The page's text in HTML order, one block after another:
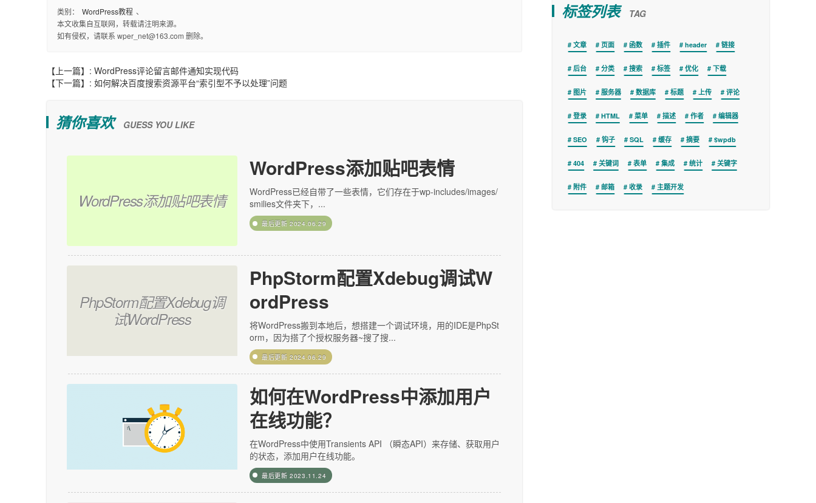
类别： WordPress教程 、
本文收集自互联网，转载请注明来源。
如有侵权，请联系 wper_net@163.com 删除。
【上一篇】: WordPress评论留言邮件通知实现代码
【下一篇】: 如何解决百度搜索资源平台“索引型不予以处理”问题
猜你喜欢 GUESS YOU LIKE
WordPress添加贴吧表情
WordPress添加贴吧表情
WordPress已经自带了一些表情，它们存在于wp-includes/images/
smilies文件夹下，...
最后更新2024.06.29
PhpStorm配置Xdebug调
试WordPress
PhpStorm配置Xdebug调试W
ordPress
将WordPress搬到本地后，想搭建一个调试环境，用的IDE是PhpSt
orm，因为搭了个授权服务器~搜了搜...
最后更新2024.06.29
如何在WordPress中添加用户
在线功能？
在WordPress中使用Transients API （瞬态API）来存储、获取用户
的状态，添加用户在线功能。
最后更新2023.11.24
标签列表 TAG
文章 页面 函数 插件 header 链接
后台 分类 搜索 标签 优化 下载
图片 服务器 数据库 标题 上传 评论
登录 HTML 菜单 描述 作者 编辑器
SEO 钩子 SQL 缓存 摘要 $wpdb
404 关键词 表单 集成 统计 关键字
附件 邮箱 收录 主题开发